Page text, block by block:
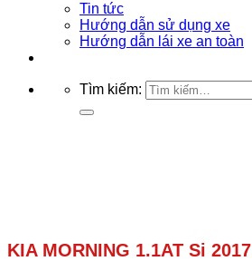
Tin tức
Hướng dẫn sử dụng xe
Hướng dẫn lái xe an toàn
Tìm kiếm:
KIA MORNING 1.1AT Si 2017